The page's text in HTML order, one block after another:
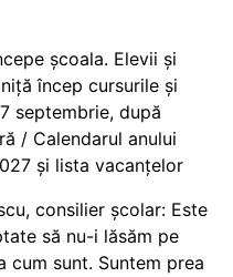
școala. Elevii și
încep cursurile și
septembrie, după
/ Calendarul anului
și lista vacanțelor
consilier școlar: Este
să nu-i lăsăm pe
cum sunt. Suntem prea